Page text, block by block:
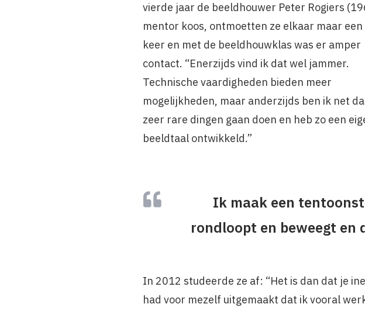
vierde jaar de beeldhouwer Peter Rogiers
mentor koos, ontmoetten ze elkaar maar een
keer en met de beeldhouwklas was er amper
contact. “Enerzijds vind ik dat wel jammer.
Technische vaardigheden bieden meer
mogelijkheden, maar anderzijds ben ik net
zeer rare dingen gaan doen en heb zo een
beeldtaal ontwikkeld.”
Ik maak een
rondloopt en beweegt en
In 2012 studeerde ze af: “Het is dan dat je
had voor mezelf uitgemaakt dat ik vooral